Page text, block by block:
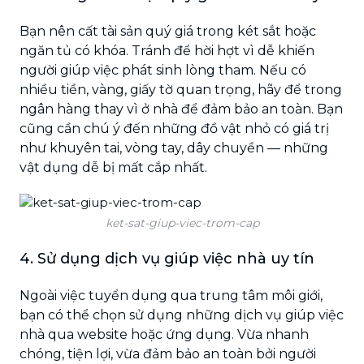
Bạn nên cất tài sản quý giá trong két sắt hoặc
ngăn tủ có khóa. Tránh để hời hợt vì dễ khiến
người giúp việc phát sinh lòng tham. Nếu có
nhiều tiền, vàng, giấy tờ quan trọng, hãy để trong
ngân hàng thay vì ở nhà để đảm bảo an toàn. Bạn
cũng cần chú ý đến những đồ vật nhỏ có giá trị
như khuyên tai, vòng tay, dây chuyền — những
vật dụng dễ bị mất cắp nhất.
ket-sat-giup-viec-trom-cap
4. Sử dụng dịch vụ giúp việc nhà uy tín
Ngoài việc tuyển dụng qua trung tâm môi giới,
bạn có thể chọn sử dụng những dịch vụ giúp việc
nhà qua website hoặc ứng dụng. Vừa nhanh
chóng, tiện lợi, vừa đảm bảo an toàn bởi người